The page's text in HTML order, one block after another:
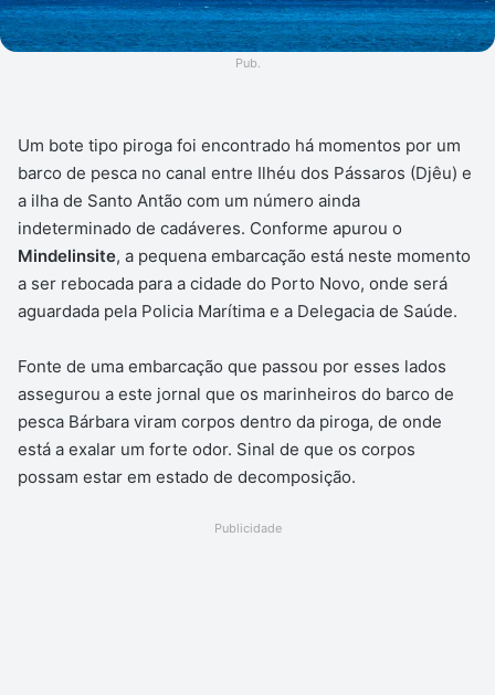
Pub.
Um bote tipo piroga foi encontrado há momentos por um
barco de pesca no canal entre Ilhéu dos Pássaros (Djêu) e
a ilha de Santo Antão com um número ainda
indeterminado de cadáveres. Conforme apurou o
Mindelinsite, a pequena embarcação está neste momento
a ser rebocada para a cidade do Porto Novo, onde será
aguardada pela Policia Marítima e a Delegacia de Saúde.
Fonte de uma embarcação que passou por esses lados
assegurou a este jornal que os marinheiros do barco de
pesca Bárbara viram corpos dentro da piroga, de onde
está a exalar um forte odor. Sinal de que os corpos
possam estar em estado de decomposição.
Publicidade